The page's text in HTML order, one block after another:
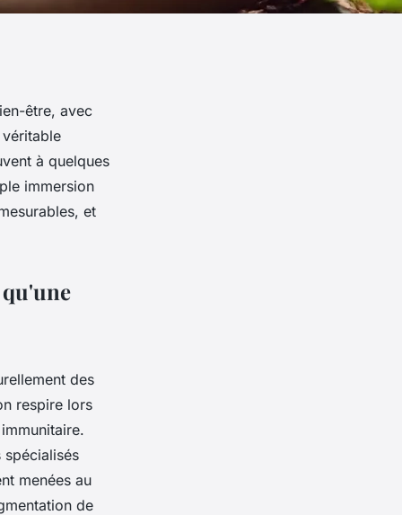
être, avec
à quelques
immersion
et
des
respire lors
menées au
de